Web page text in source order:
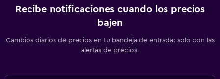
Recibe notificaciones cuando los precios
bajen
Cambios diarios de precios en tu bandeja de entrada: solo con las
alertas de precios.